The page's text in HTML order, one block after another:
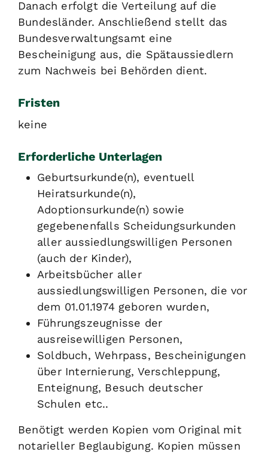
Danach erfolgt die Verteilung auf die
Bundesländer. Anschließend stellt das
Bundesverwaltungsamt eine
Bescheinigung aus, die Spätaussiedlern
zum Nachweis bei Behörden dient.
Fristen
keine
Erforderliche Unterlagen
Geburtsurkunde(n), eventuell
Heiratsurkunde(n),
Adoptionsurkunde(n) sowie
gegebenenfalls Scheidungsurkunden
aller aussiedlungswilligen Personen
(auch der Kinder),
Arbeitsbücher aller
aussiedlungswilligen Personen, die vor
dem 01.01.1974 geboren wurden,
Führungszeugnisse der
ausreisewilligen Personen,
Soldbuch, Wehrpass, Bescheinigungen
über Internierung, Verschleppung,
Enteignung, Besuch deutscher
Schulen etc..
Benötigt werden Kopien vom Original mit
notarieller Beglaubigung. Kopien müssen